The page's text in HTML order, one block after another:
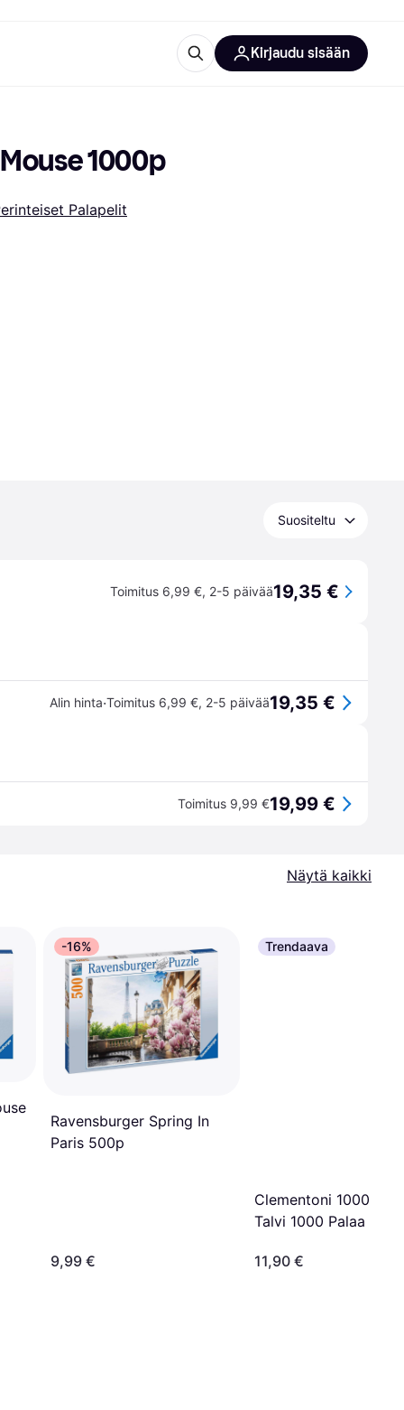
Kirjaudu sisään
1000p
Palapelit
Suositeltu
Toimitus 6,99 €, 2-5 päivää19,35 €
Alin hinta·Toimitus 6,99 €, 2-5 päivää19,35 €
Toimitus 9,99 €19,99 €
Näytä kaikki
-16%
Ravensburger Spring In
Paris 500p
9,99 €
Trendaava
Clementoni 1000
Talvi 1000 Palaa
11,90 €